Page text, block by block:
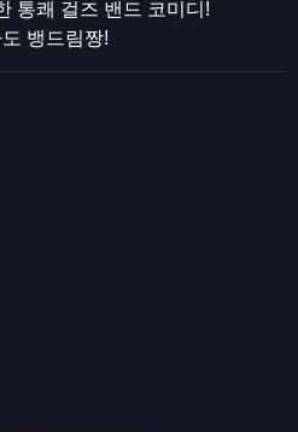
통쾌 걸즈 밴드 코미디!
뱅드림짱!